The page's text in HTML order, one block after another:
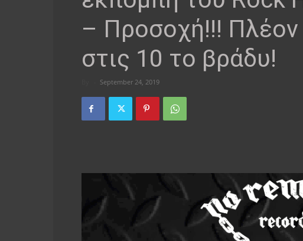
– Προσοχή!!!
στις 10 το βράδυ!
September 24, 2019